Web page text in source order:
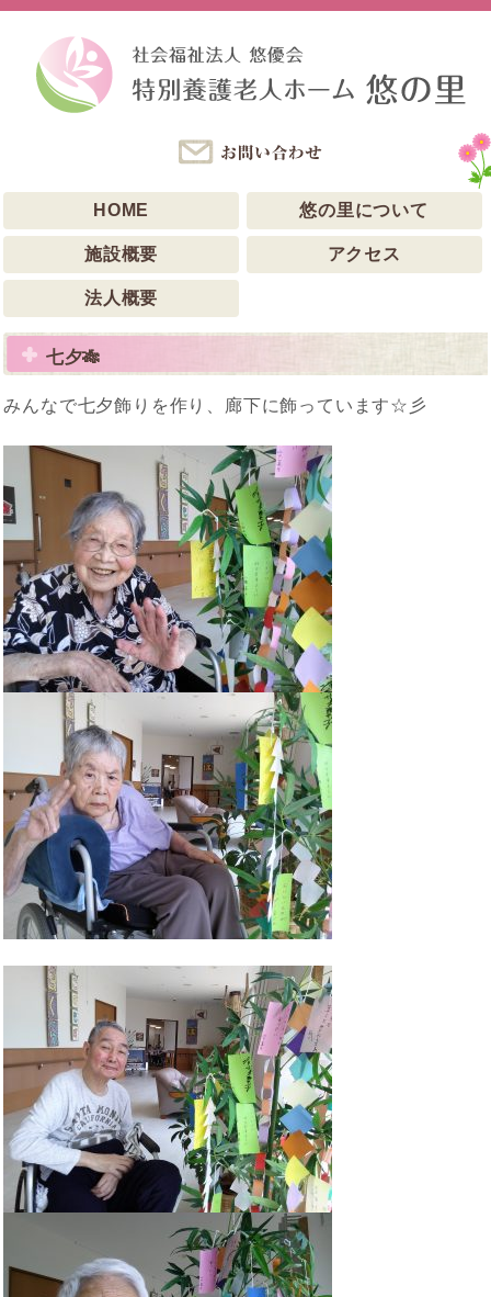
HOME 悠の里について
施設概要 アクセス
法人概要
七夕🎋
みんなで七夕飾りを作り、廊下に飾っています☆彡